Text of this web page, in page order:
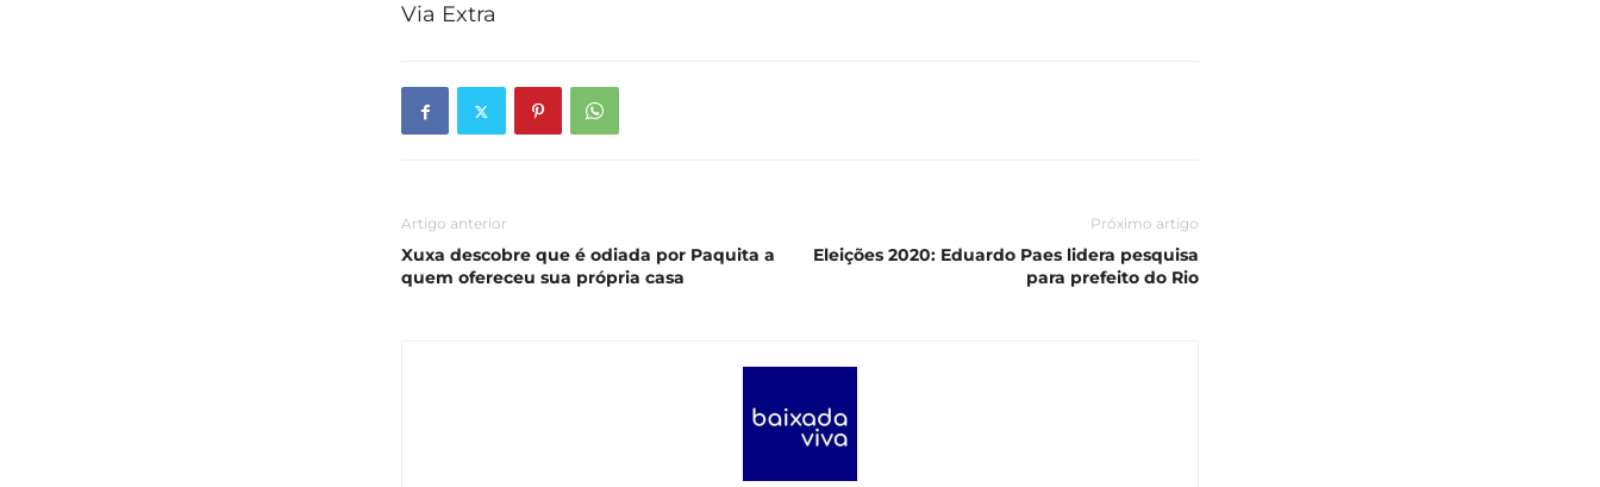
Via Extra
Artigo anterior
Xuxa descobre que é odiada por Paquita a
quem ofereceu sua própria casa
Próximo artigo
Eleições 2020: Eduardo Paes lidera pesquisa
para prefeito do Rio